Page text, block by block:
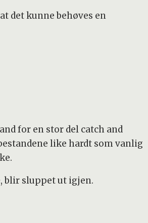
det kunne behøves en
for en stor del catch and
like hardt som vanlig
blir sluppet ut igjen.